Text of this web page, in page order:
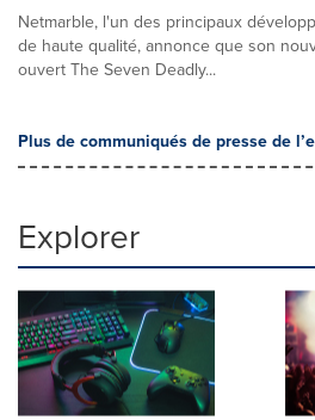
Netmarble, l'un des principaux
de haute qualité, annonce que son
ouvert The Seven Deadly...
Plus de communiqués de presse de
Explorer